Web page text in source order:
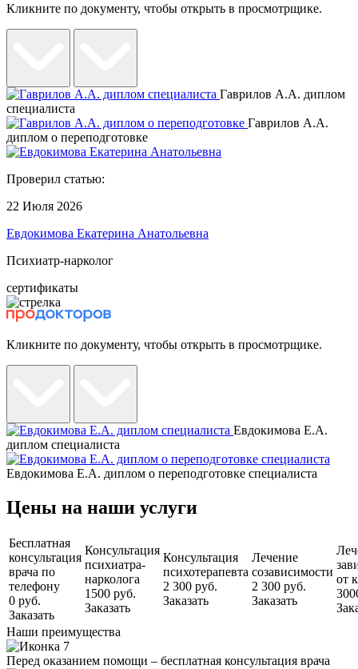
Кликните по документу, чтобы открыть в просмотрщике.
Гаврилов А.А. диплом
специалиста
Гаврилов А.А.
диплом о переподготовке
Проверил статью:
22 Июля 2026
Евдокимова Екатерина Анатольевна
Психиатр-нарколог
сертификаты
Кликните по документу, чтобы открыть в просмотрщике.
Евдокимова Е.А.
диплом специалиста
Евдокимова Е.А. диплом о переподготовке специалиста
Цены на наши услуги
Бесплатная
консультация
врача по
телефону
0 руб.
Заказать
Консультация
психиатра-
нарколога
1500 руб.
Заказать
Консультация
психотерапевта
2 300 руб.
Заказать
Лечение
созависимости
2 300 руб.
Заказать
от
Наши преимущества
Перед оказанием помощи – бесплатная консультация врача